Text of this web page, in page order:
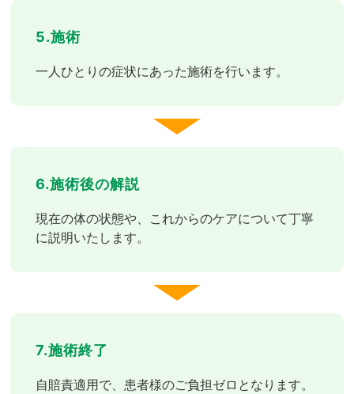
5.施術
一人ひとりの症状にあった施術を行います。
6.施術後の解説
現在の体の状態や、これからのケアについて丁寧
に説明いたします。
7.施術終了
自賠責適用で、患者様のご負担ゼロとなります。